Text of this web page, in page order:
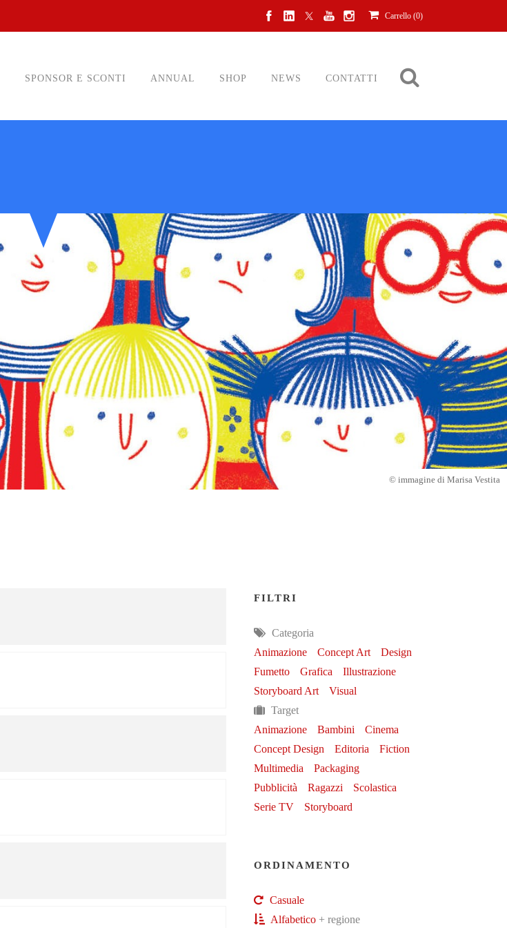
Carrello (0)
SPONSOR E SCONTI ANNUAL SHOP NEWS CONTATTI
© immagine di Marisa Vestita
FILTRI
Categoria
Animazione
Concept Art
Design
Fumetto
Grafica
Illustrazione
Storyboard Art
Visual
Target
Animazione
Bambini
Cinema
Concept Design
Editoria
Fiction
Multimedia
Packaging
Pubblicità
Ragazzi
Scolastica
Serie TV
Storyboard
ORDINAMENTO
Casuale
Alfabetico + regione